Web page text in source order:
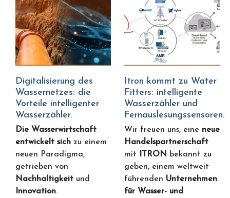
Digitalisierung des
Wassernetzes: die
Vorteile intelligenter
Wasserzähler.
Die Wasserwirtschaft
entwickelt sich zu einem
neuen Paradigma,
getrieben von
Nachhaltigkeit und
Innovation.
Itron kommt zu Water
Fitters: intelligente
Wasserzähler und
Fernauslesungssensoren.
Wir freuen uns, eine neue
Handelspartnerschaft
mit
ITRON bekannt zu
geben, einem weltweit
führenden Unternehmen
für Wasser- und